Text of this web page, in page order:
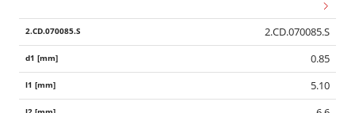
2.CD.070085.S
0.85
5.10